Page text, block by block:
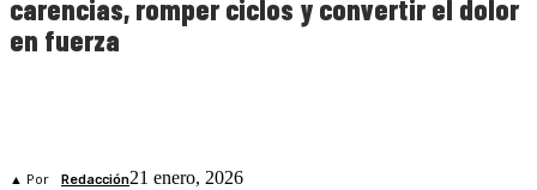
carencias, romper ciclos y convertir el dolor
en fuerza
▲ Por Redacción21 enero, 2026